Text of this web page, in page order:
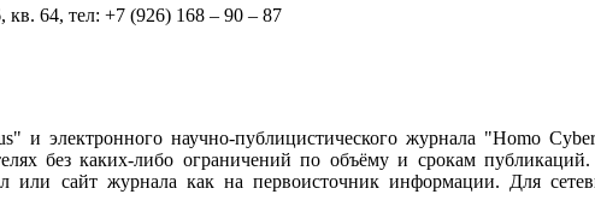
64, тел: +7 (926) 168 – 90 – 87
и электронного научно-публицистического журнала "Homo
без каких-либо ограничений по объёму и срокам публикаций.
или сайт журнала как на первоисточник информации. Для